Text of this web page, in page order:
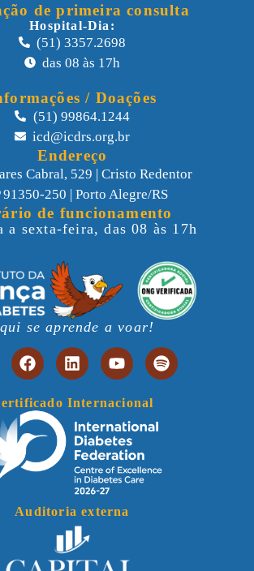
de primeira consulta
Hospital-Dia:
(51) 3357.2698
das 08 às 17h
/ Doações
(51) 99864.1244
icd@icdrs.org.br
Endereço
Cabral, 529 | Cristo Redentor
91350-250 | Porto Alegre/RS
de funcionamento
a sexta-feira, das 08 às 17h
se aprende a voar!
Internacional
Auditoria externa